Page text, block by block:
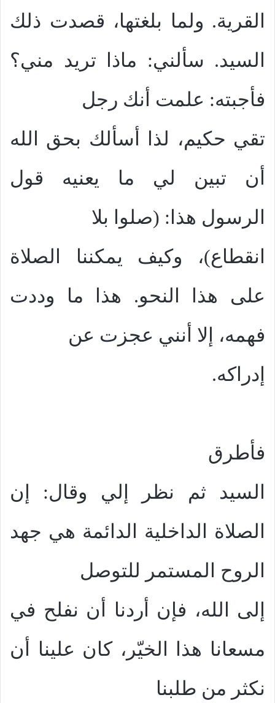
القرية. ولما بلغتها، قصدت ذلك
السيد. سألني: ماذا تريد مني؟
فأجبته: علمت أنك رجل
تقي حكيم، لذا أسألك بحق الله
أن تبين لي ما يعنيه قول
الرسول هذا: (صلوا بلا
انقطاع)، وكيف يمكننا الصلاة
على هذا النحو. هذا ما وددت
فهمه، إلا أنني عجزت عن
إدراكه.
فأطرق
السيد ثم نظر إلي وقال: إن
الصلاة الداخلية الدائمة هي جهد
الروح المستمر للتوصل
إلى الله، فإن أردنا أن نفلح في
مسعانا هذا الخيّر، كان علينا أن
نكثر من طلبنا